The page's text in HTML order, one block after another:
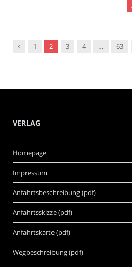
Vorgänger
1 2 3 4 … 63
VERLAG
Homepage
Impressum
Anfahrtsbeschreibung (pdf)
Anfahrtsskizze (pdf)
Anfahrtskarte (pdf)
Wegbeschreibung (pdf)